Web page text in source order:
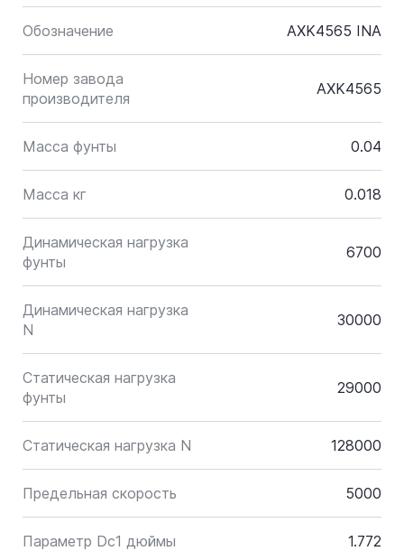
Обозначение AXK4565 INA
Номер завода
производителя
AXK4565
Масса фунты 0.04
Масса кг 0.018
Динамическая нагрузка
фунты
6700
Динамическая нагрузка
N
30000
Статическая нагрузка
фунты
29000
Статическая нагрузка N 128000
Предельная скорость 5000
Параметр Dc1 дюймы 1.772